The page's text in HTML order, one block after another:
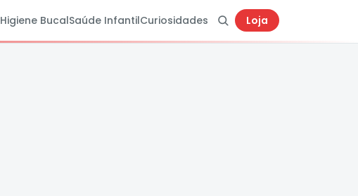
Higiene BucalSaúde InfantilCuriosidades Loja